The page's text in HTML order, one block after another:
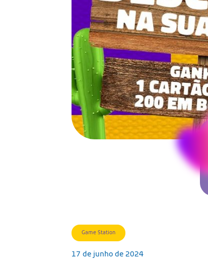
Game Station
17 de junho de 2024